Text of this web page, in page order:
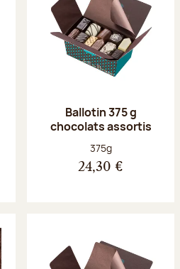
Ballotin 375 g
chocolats assortis
Poids net :
375g
24,30 €